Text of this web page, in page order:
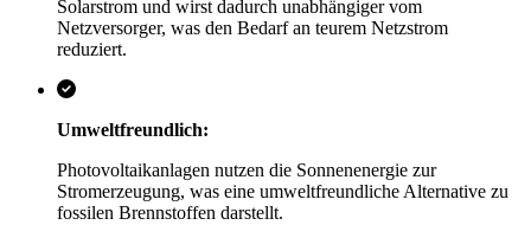
Solarstrom und wirst dadurch unabhängiger vom
Netzversorger, was den Bedarf an teurem Netzstrom
reduziert.
Umweltfreundlich:
Photovoltaikanlagen nutzen die Sonnenenergie zur
Stromerzeugung, was eine umweltfreundliche Alternative zu
fossilen Brennstoffen darstellt.